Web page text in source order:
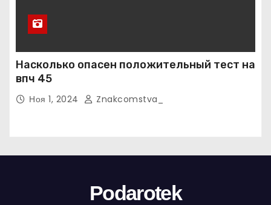
Насколько опасен положительный тест на
впч 45
Ноя 1, 2024 Znakcomstva_
Podarotek